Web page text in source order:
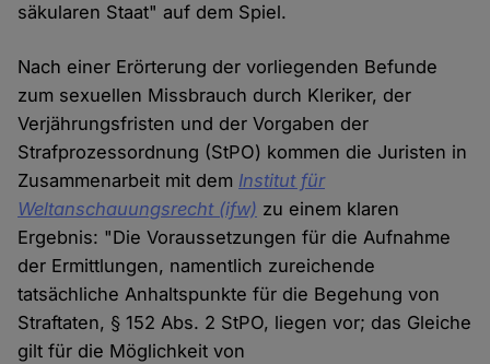
säkularen Staat" auf dem Spiel.
Nach einer Erörterung der vorliegenden Befunde
zum sexuellen Missbrauch durch Kleriker, der
Verjährungsfristen und der Vorgaben der
Strafprozessordnung (StPO) kommen die Juristen in
Zusammenarbeit mit dem Institut für
Weltanschauungsrecht(ifw) zu einem klaren
Ergebnis: "Die Voraussetzungen für die Aufnahme
der Ermittlungen, namentlich zureichende
tatsächliche Anhaltspunkte für die Begehung von
Straftaten, § 152 Abs. 2 StPO, liegen vor; das Gleiche
gilt für die Möglichkeit von